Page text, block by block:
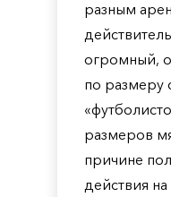
разным
огромный,
по размеру
размеров
причине
действия